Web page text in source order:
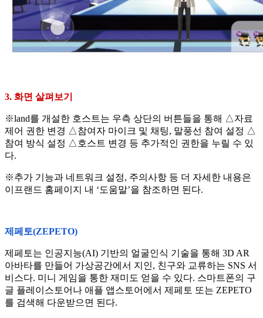
3. 화면 살펴보기
※land를 개설한 호스트는 우측 상단의 버튼들을 통해 △자료
제어 권한 변경 △참여자 마이크 및 채팅, 말풍선 참여 설정 △
참여 방식 설정 △호스트 변경 등 추가적인 권한을 누릴 수 있
다.
※추가 기능과 네트워크 설정, 주의사항 등 더 자세한 내용은
이프랜드 홈페이지 내 ‘도움말’을 참조하면 된다.
제페토(ZEPETO)
제페토는 인공지능(AI) 기반의 얼굴인식 기술을 통해 3D AR
아바타를 만들어 가상공간에서 지인, 친구와 교류하는 SNS 서
비스다. 미니 게임을 통한 재미도 얻을 수 있다. 스마트폰의 구
글 플레이스토어나 애플 앱스토어에서 제페토 또는 ZEPETO
를 검색해 다운받으면 된다.